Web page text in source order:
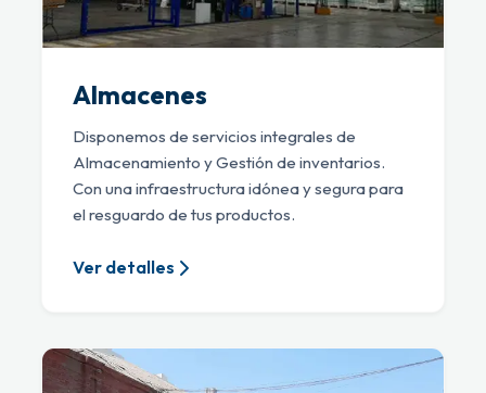
Almacenes
Disponemos de servicios integrales de
Almacenamiento y Gestión de inventarios.
Con una infraestructura idónea y segura para
el resguardo de tus productos.
Ver detalles